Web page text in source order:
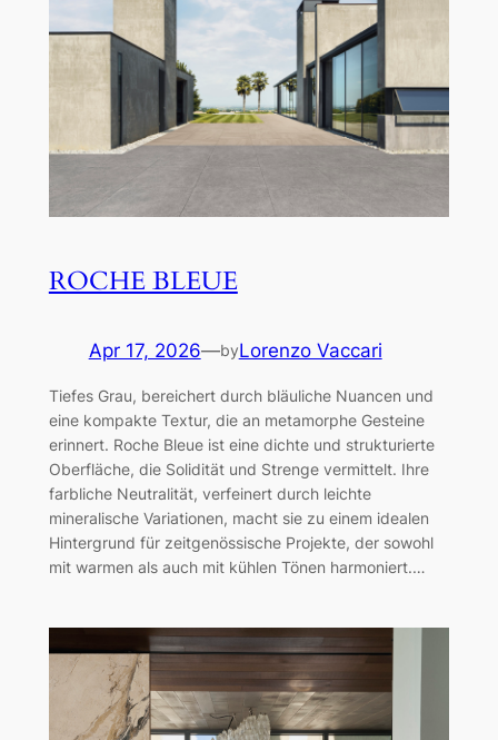
ROCHE BLEUE
Apr 17, 2026—byLorenzo Vaccari
Tiefes Grau, bereichert durch bläuliche Nuancen und
eine kompakte Textur, die an metamorphe Gesteine
erinnert. Roche Bleue ist eine dichte und strukturierte
Oberfläche, die Solidität und Strenge vermittelt. Ihre
farbliche Neutralität, verfeinert durch leichte
mineralische Variationen, macht sie zu einem idealen
Hintergrund für zeitgenössische Projekte, der sowohl
mit warmen als auch mit kühlen Tönen harmoniert.…